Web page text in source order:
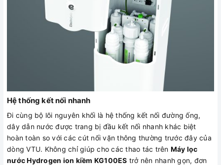
Hệ thống kết nối nhanh
Đi cùng bộ lõi nguyên khối là hệ thống kết nối đường ống,
dây dẫn nước được trang bị đầu kết nối nhanh khác biệt
hoàn toàn so với các cút nối vặn thông thường trước đây của
dòng VTU. Không chỉ giúp cho các thao tác trên Máy lọc
nước Hydrogen ion kiềm KG100ES trở nên nhanh gọn, đơn